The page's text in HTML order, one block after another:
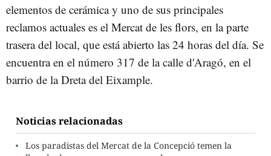
elementos de cerámica y uno de sus principales
reclamos actuales es el Mercat de les flors, en la parte
trasera del local, que está abierto las 24 horas del día. Se
encuentra en el número 317 de la calle d'Aragó, en el
barrio de la Dreta del Eixample.
Noticias relacionadas
Los paradistas del Mercat de la Concepció temen la